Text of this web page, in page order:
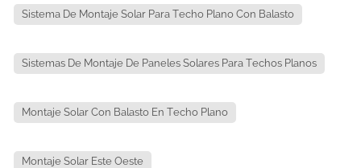
Sistema De Montaje Solar Para Techo Plano Con Balasto
Sistemas De Montaje De Paneles Solares Para Techos Planos
Montaje Solar Con Balasto En Techo Plano
Montaje Solar Este Oeste